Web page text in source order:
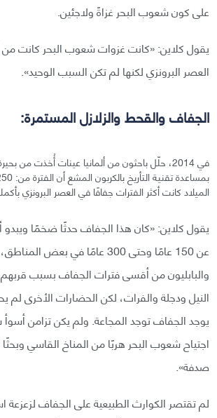
على كون شعوب البحر غزاةً ولاجئين.
يقول كلاين: «كانت غزوات شعوب البحر كانت من
العصر البرونزي لكنها لم تكن السبب الوحيد».
الجفاف والقحط والزلازل المستمرة:
في 2014، حلّل باحثون من ألمانيا عينات أُخذت من
الميلاد كانت أكثر الفترات جفافًا في العصر البرونزي
يقول كلاين: «كان هذا الجفاف حدثًا ضخمًا ويبدو
عن 150 عامًا وحتى 300 عامًا في
والبابليون من أقسى فترات الجفاف بسبب قربهم
النيل ودجلة والفرات، لكن الحضارات الأخرى لم
يوجد الجفاف توجد المجاعة. ولم يكن تزامن
اجتياح شعوب البحر هربًا من المناخ القاسي
صدفة».
لم تقتصر الكوارث الطبيعية على الجفاف لزعزعة